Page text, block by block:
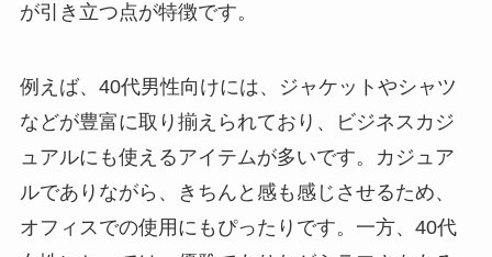
が引き立つ点が特徴です。
例えば、40代男性向けには、ジャケットやシャツ
などが豊富に取り揃えられており、ビジネスカジ
ュアルにも使えるアイテムが多いです。カジュア
ルでありながら、きちんと感も感じさせるため、
オフィスでの使用にもぴったりです。一方、40代